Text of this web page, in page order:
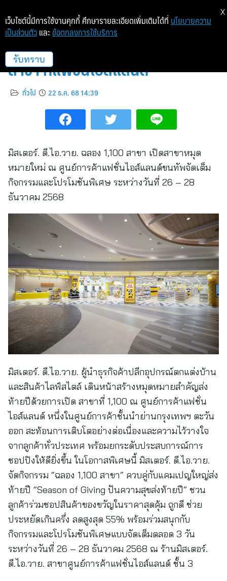
มิสเตอร์. ดี.ไอ.วาย. ฉลอง 1,100
สาขา ที่แฟชั่นไอส์แลนด์
ทั่วไป 22 ธ.ค. 68 14:39
มิสเตอร์. ดี.ไอ.วาย. ฉลอง 1,100 สาขา เปิดสาขาหมุด
หมายใหม่ ณ ศูนย์การค้าแฟชั่นไอส์แลนด์ขนทัพจัดเต็ม
กิจกรรมและโปรโมชันพิเศษ ระหว่างวันที่ 26 – 28
ธันวาคม 2568
มิสเตอร์. ดี.ไอ.วาย. ผู้นำธุรกิจค้าปลีกอุปกรณ์ตกแต่งบ้าน
และสินค้าไลฟ์สไตล์ เดินหน้าสร้างหมุดหมายสำคัญส่ง
ท้ายปีด้วยการเปิด สาขาที่ 1,100 ณ ศูนย์การค้าแฟชั่น
ไอส์แลนด์ หนึ่งในศูนย์การค้าชั้นนำย่านกรุงเทพฯ ตะวัน
ออก สะท้อนการเติบโตอย่างต่อเนื่องและความไว้วางใจ
จากลูกค้าทั่วประเทศ พร้อมยกระดับประสบการณ์การ
ชอปปิงให้ดียิ่งขึ้น ในโอกาสพิเศษนี้ มิสเตอร์. ดี.ไอ.วาย.
จัดกิจกรรม “ฉลอง 1,100 สาขา” ควบคู่กับแคมเปญใหญ่ส่ง
ท้ายปี “Season of Giving ปันความสุขส่งท้ายปี” ชวน
ลูกค้าร่วมชอปสินค้าของขวัญในราคาสุดคุ้ม ถูกดี ช่วย
ประหยัดเกินครึ่ง ลดสูงสุด 55% พร้อมร่วมสนุกกับ
กิจกรรมและโปรโมชันพิเศษแบบจัดเต็มตลอด 3 วัน
ระหว่างวันที่ 26 – 28 ธันวาคม 2568 ณ ร้านมิสเตอร์.
ดี.ไอ.วาย. สาขาศูนย์การค้าแฟชั่นไอส์แลนด์ ชั้น 3
เว็บไซต์นี้มีการใช้งานคุกกี้ ศึกษารายละเอียดเพิ่มเติมได้ที่ นโยบายความ
เป็นส่วนตัว และ ข้อตกลงการใช้บริการ
รับทราบ
X